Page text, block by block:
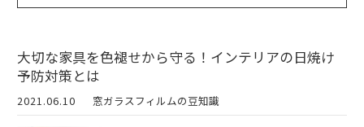
大切な家具を色褪せから守る！インテリアの日焼け
予防対策とは
2021.06.10 窓ガラスフィルムの豆知識